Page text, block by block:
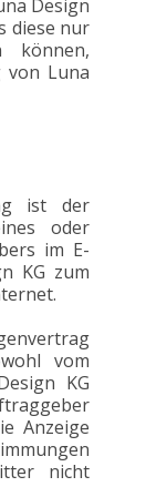
Design
diese nur
können,
von Luna
ist der
oder
im E-
KG zum
vom
KG
Anzeige
nicht